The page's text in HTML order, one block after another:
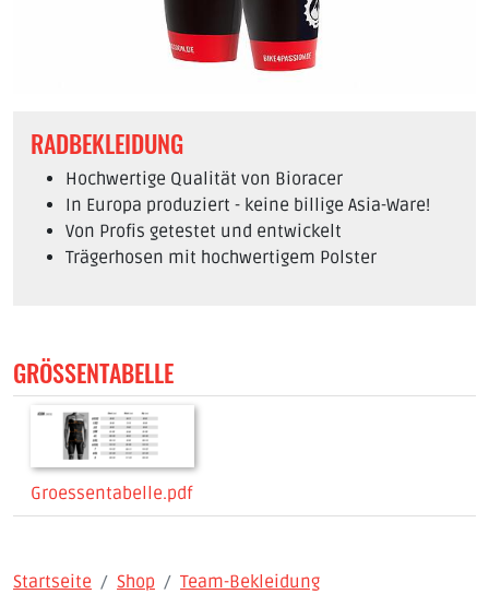
RADBEKLEIDUNG
Hochwertige Qualität von Bioracer
In Europa produziert - keine billige Asia-Ware!
Von Profis getestet und entwickelt
Trägerhosen mit hochwertigem Polster
GRÖSSENTABELLE
Groessentabelle.pdf
Startseite Shop
Team-Bekleidung